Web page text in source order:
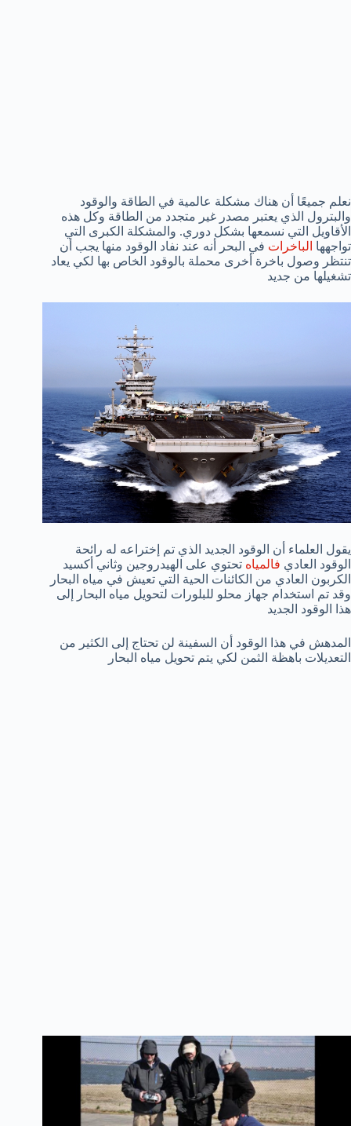
نعلم جميعًا أن هناك مشكلة عالمية في الطاقة والوقود
والبترول الذي يعتبر مصدر غير متجدد من الطاقة وكل هذه
الأقاويل التي نسمعها بشكل دوري. والمشكلة الكبرى التي
تواجهها الباخرات في البحر أنه عند نفاد الوقود منها يجب أن
تنتظر وصول باخرة أخرى محملة بالوقود الخاص بها لكي يعاد
تشغيلها من جديد
يقول العلماء أن الوقود الجديد الذي تم إختراعه له رائحة
الوقود العادي فالمياه تحتوي على الهيدروجين وثاني أكسيد
الكربون العادي من الكائنات الحية التي تعيش في مياه البحار
وقد تم استخدام جهاز محلو للبلورات لتحويل مياه البحار إلى
هذا الوقود الجديد
المدهش في هذا الوقود أن السفينة لن تحتاج إلى الكثير من
التعديلات باهظة الثمن لكي يتم تحويل مياه البحار